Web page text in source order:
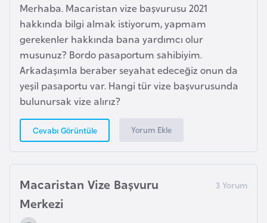
Merhaba. Macaristan vize başvurusu 2021
hakkında bilgi almak istiyorum, yapmam
gerekenler hakkında bana yardımcı olur
musunuz? Bordo pasaportum sahibiyim.
Arkadaşımla beraber seyahat edeceğiz onun da
yeşil pasaportu var. Hangi tür vize başvurusunda
bulunursak vize alırız?
Cevabı Görüntüle Yorum Ekle
Macaristan Vize Başvuru
Merkezi
e
t
i
C
e
y
C